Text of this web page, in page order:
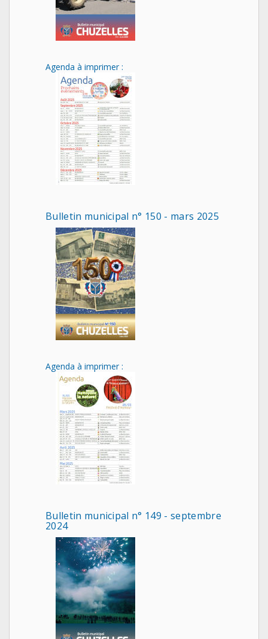
Agenda à imprimer :
Bulletin municipal n° 150 - mars 2025
Agenda à imprimer :
Bulletin municipal n° 149 - septembre
2024